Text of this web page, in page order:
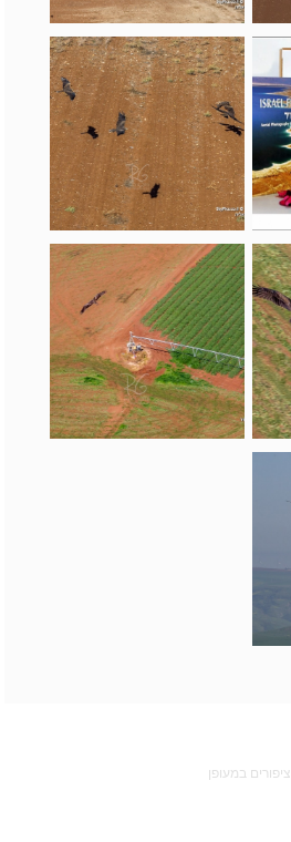
ציפורים במעופן